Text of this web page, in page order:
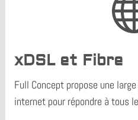
xDSL et Fibre
Full Concept propose une
internet pour répondre à tous